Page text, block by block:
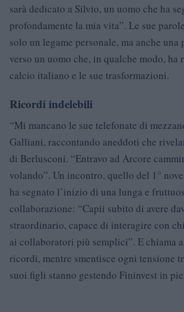
sarà dedicato a Silvio, un uomo che ha
profondamente la mia vita”. Le sue
solo un legame personale, ma anche una
verso un uomo che, in qualche modo, ha
calcio italiano e le sue trasformazioni.
Ricordi indelebili
“Mi mancano le sue telefonate di
Galliani, raccontando aneddoti che
di Berlusconi. “Entravo ad Arcore
volando”. Un incontro, quello del 1°
ha segnato l’inizio di una lunga e
collaborazione: “Capii subito di avere
straordinario, capace di interagire con
ai collaboratori più semplici”. E chiama
ricordi, mentre smentisce ogni tensione
suoi figli stanno gestendo Fininvest in